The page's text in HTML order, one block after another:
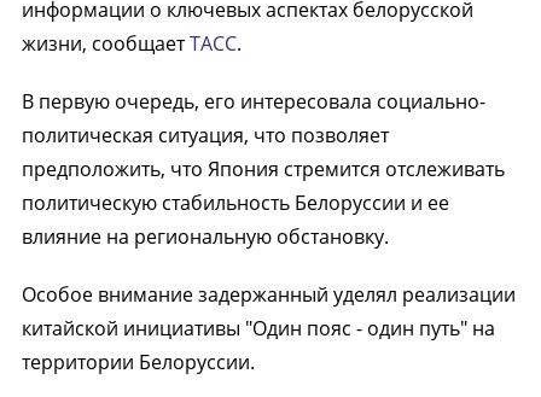
информации о ключевых аспектах белорусской
жизни, сообщаетТАСС.
В первую очередь, его интересовала социально-
политическая ситуация, что позволяет
предположить, что Япония стремится отслеживать
политическую стабильность Белоруссии и ее
влияние на региональную обстановку.
Особое внимание задержанный уделял реализации
китайской инициативы "Один пояс - один путь" на
территории Белоруссии.